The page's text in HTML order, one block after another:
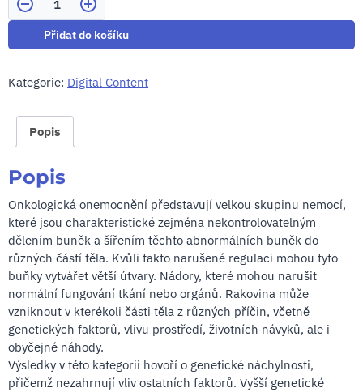
Množství
Přidat do košíku
Kategorie: Digital Content
Popis
Popis
Onkologická onemocnění představují velkou skupinu nemocí,
které jsou charakteristické zejména nekontrolovatelným
dělením buněk a šířením těchto abnormálních buněk do
různých částí těla. Kvůli takto narušené regulaci mohou tyto
buňky vytvářet větší útvary. Nádory, které mohou narušit
normální fungování tkání nebo orgánů. Rakovina může
vzniknout v kterékoli části těla z různých příčin, včetně
genetických faktorů, vlivu prostředí, životních návyků, ale i
obyčejné náhody.
Výsledky v této kategorii hovoří o genetické náchylnosti,
přičemž nezahrnují vliv ostatních faktorů. Vyšší genetické